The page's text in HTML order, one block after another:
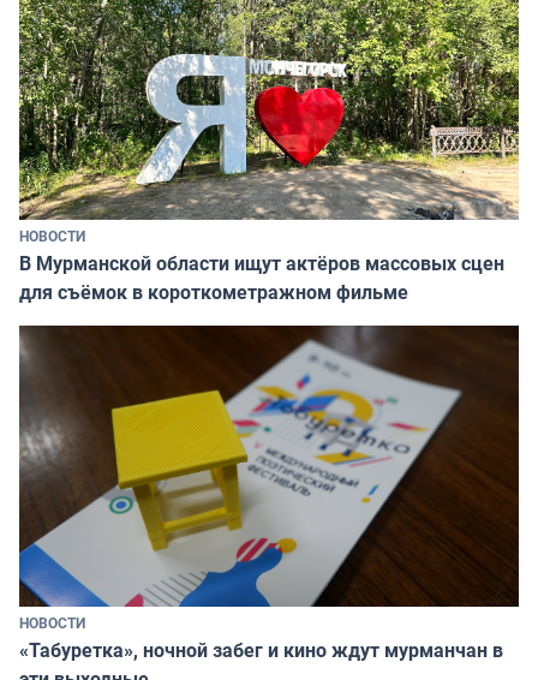
НОВОСТИ
В Мурманской области ищут актёров массовых сцен
для съёмок в короткометражном фильме
НОВОСТИ
«Табуретка», ночной забег и кино ждут мурманчан в